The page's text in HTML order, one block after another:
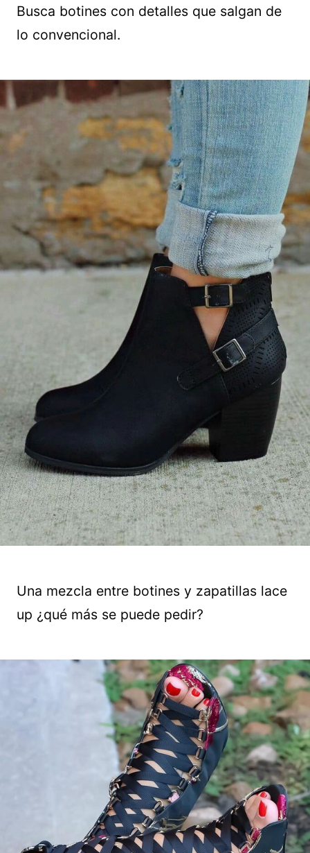
Busca botines con detalles que salgan de
lo convencional.
Una mezcla entre botines y zapatillas lace
up ¿qué más se puede pedir?